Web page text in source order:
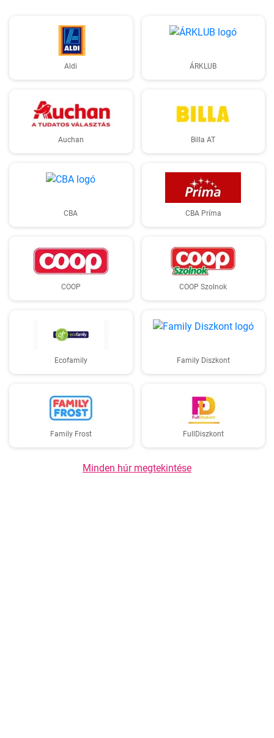
Aldi ÁRKLUB
Auchan Billa AT
CBA CBA Príma
COOP COOP Szolnok
Ecofamily Family Diszkont
Family Frost FullDiszkont
Minden húr megtekintése